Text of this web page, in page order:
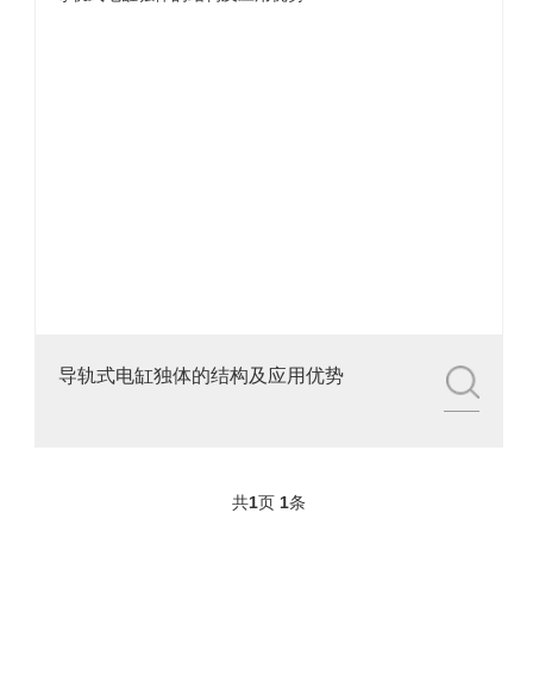
导轨式电缸独体的结构及应用优势
共1页 1条